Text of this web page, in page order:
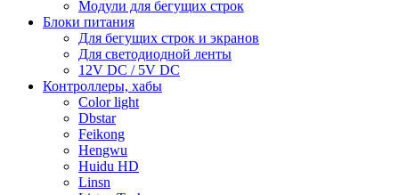
Модули для бегущих строк
Блоки питания
Для бегущих строк и экранов
Для светодиодной ленты
12V DC / 5V DC
Контроллеры, хабы
Color light
Dbstar
Feikong
Hengwu
Huidu HD
Linsn